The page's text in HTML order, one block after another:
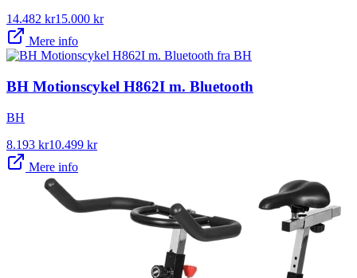
14.482 kr15.000 kr
Mere info
BH Motionscykel H862I m. Bluetooth
BH
8.193 kr10.499 kr
Mere info